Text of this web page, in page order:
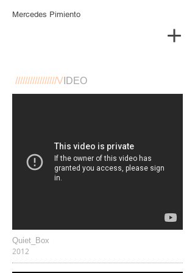
Mercedes Pimiento
​/////////////////V IDEO
Quiet_Box
2012